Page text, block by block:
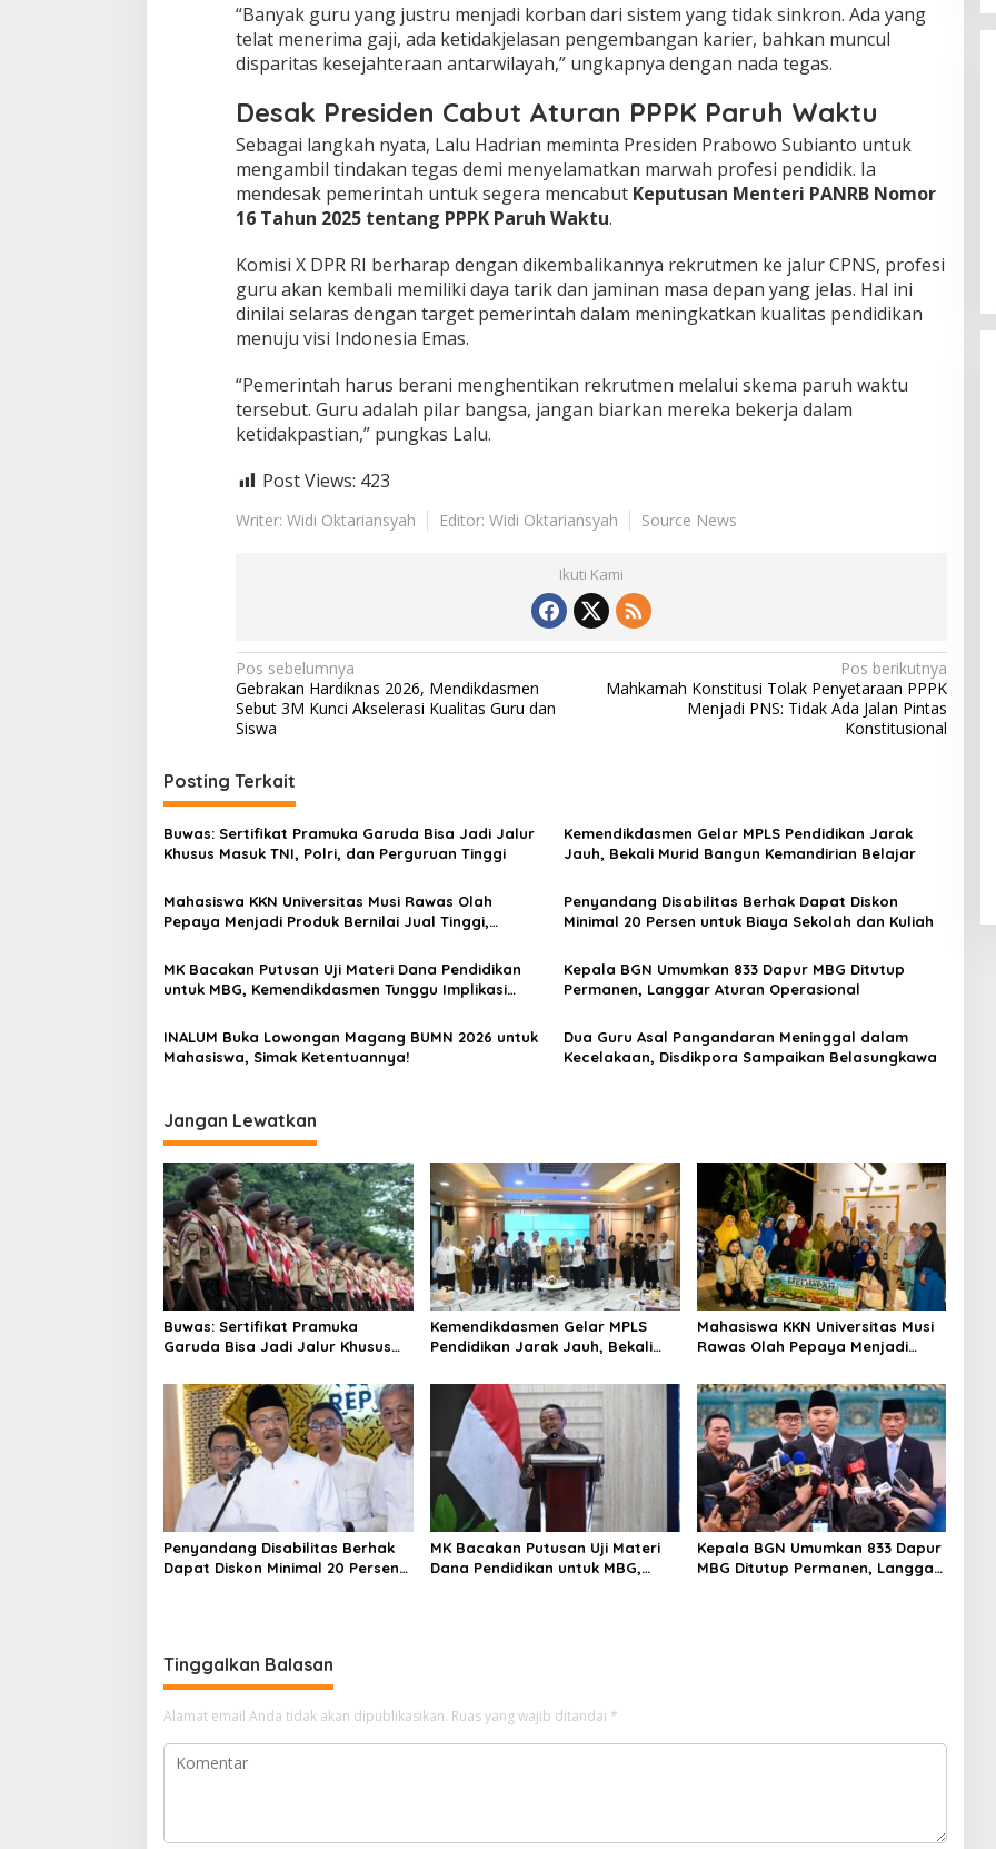
“Banyak guru yang justru menjadi korban dari sistem yang tidak sinkron. Ada yang
telat menerima gaji, ada ketidakjelasan pengembangan karier, bahkan muncul
disparitas kesejahteraan antarwilayah,” ungkapnya dengan nada tegas.
Desak Presiden Cabut Aturan PPPK Paruh Waktu
Sebagai langkah nyata, Lalu Hadrian meminta Presiden Prabowo Subianto untuk
mengambil tindakan tegas demi menyelamatkan marwah profesi pendidik. Ia
mendesak pemerintah untuk segera mencabut Keputusan Menteri PANRB Nomor
16 Tahun 2025 tentang PPPK Paruh Waktu.
Komisi X DPR RI berharap dengan dikembalikannya rekrutmen ke jalur CPNS, profesi
guru akan kembali memiliki daya tarik dan jaminan masa depan yang jelas. Hal ini
dinilai selaras dengan target pemerintah dalam meningkatkan kualitas pendidikan
menuju visi Indonesia Emas.
“Pemerintah harus berani menghentikan rekrutmen melalui skema paruh waktu
tersebut. Guru adalah pilar bangsa, jangan biarkan mereka bekerja dalam
ketidakpastian,” pungkas Lalu.
Post Views: 423
Writer: Widi Oktariansyah Editor: Widi Oktariansyah Source News
Ikuti Kami
N
a
v
i
g
a
s
i
p
s
Pos sebelumnya
Gebrakan Hardiknas 2026, Mendikdasmen
Sebut 3M Kunci Akselerasi Kualitas Guru dan
Siswa
Pos berikutnya
Mahkamah Konstitusi Tolak Penyetaraan PPPK
Menjadi PNS: Tidak Ada Jalan Pintas
Konstitusional
Posting Terkait
Buwas: Sertifikat Pramuka Garuda Bisa Jadi Jalur
Khusus Masuk TNI, Polri, dan Perguruan Tinggi
Kemendikdasmen Gelar MPLS Pendidikan Jarak
Jauh, Bekali Murid Bangun Kemandirian Belajar
Mahasiswa KKN Universitas Musi Rawas Olah
Pepaya Menjadi Produk Bernilai Jual Tinggi,
Penyandang Disabilitas Berhak Dapat Diskon
Minimal 20 Persen untuk Biaya Sekolah dan Kuliah
MK Bacakan Putusan Uji Materi Dana Pendidikan
untuk MBG, Kemendikdasmen Tunggu Implikasi
Kepala BGN Umumkan 833 Dapur MBG Ditutup
Permanen, Langgar Aturan Operasional
INALUM Buka Lowongan Magang BUMN 2026 untuk
Mahasiswa, Simak Ketentuannya!
Dua Guru Asal Pangandaran Meninggal dalam
Kecelakaan, Disdikpora Sampaikan Belasungkawa
Jangan Lewatkan
Buwas: Sertifikat Pramuka
Garuda Bisa Jadi Jalur Khusus
Tinggi
Kemendikdasmen Gelar MPLS
Pendidikan Jarak Jauh, Bekali
Belajar
Mahasiswa KKN Universitas Musi
Rawas Olah Pepaya Menjadi
Dorong UMKM Desa Air Satan
Penyandang Disabilitas Berhak
Dapat Diskon Minimal 20 Persen
MK Bacakan Putusan Uji Materi
Dana Pendidikan untuk MBG,
Kepala BGN Umumkan 833 Dapur
MBG Ditutup Permanen, Langgar
Tinggalkan Balasan
Alamat email Anda tidak akan dipublikasikan. Ruas yang wajib ditandai *
Himpunan Wanita UNPARI Salurkan